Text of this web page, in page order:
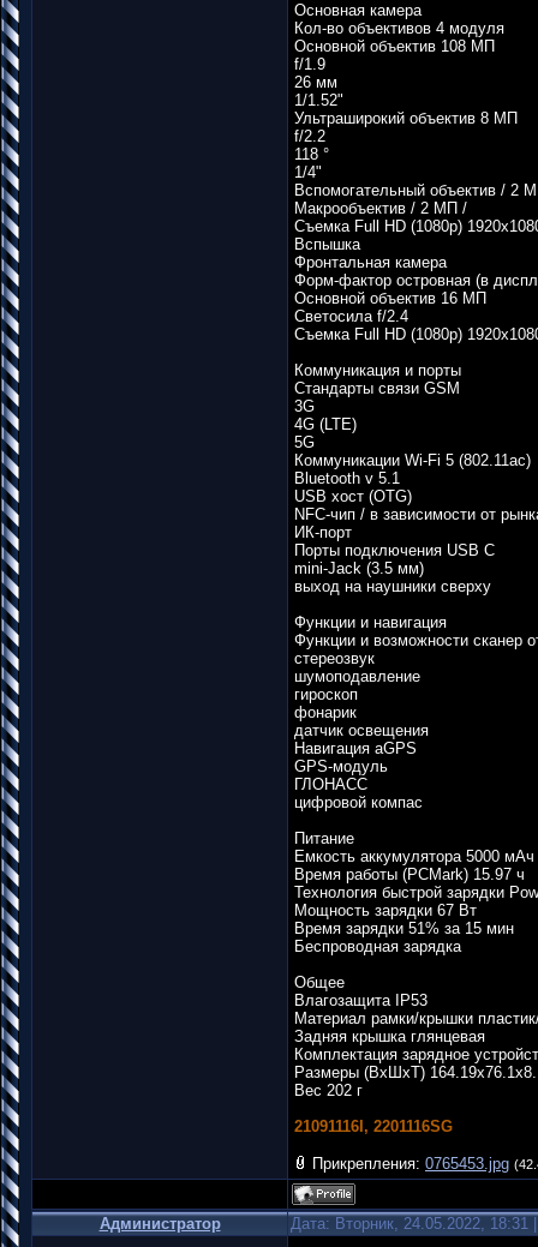
Основная камера
Кол-во объективов 4 модуля
Основной объектив 108 МП
f/1.9
26 мм
1/1.52"
Ультраширокий объектив 8 МП
f/2.2
118 °
1/4"
Вспомогательный объектив / 2
Макрообъектив / 2 МП /
Съемка Full HD (1080p)
Вспышка
Фронтальная камера
Форм-фактор островная (в
Основной объектив 16 МП
Светосила f/2.4
Съемка Full HD (1080p)
Коммуникация и порты
Стандарты связи GSM
3G
4G (LTE)
5G
Коммуникации Wi-Fi 5 (802.11ac)
Bluetooth v 5.1
USB хост (OTG)
NFC-чип / в зависимости от
ИК-порт
Порты подключения USB C
mini-Jack (3.5 мм)
выход на наушники сверху
Функции и навигация
Функции и возможности сканер
стереозвук
шумоподавление
гироскоп
фонарик
датчик освещения
Навигация aGPS
GPS-модуль
ГЛОНАСС
цифровой компас
Питание
Емкость аккумулятора 5000 мАч
Время работы (PCMark) 15.97 ч
Технология быстрой зарядки
Мощность зарядки 67 Вт
Время зарядки 51% за 15 мин
Беспроводная зарядка
Общее
Влагозащита IP53
Материал рамки/крышки
Задняя крышка глянцевая
Комплектация зарядное
Размеры (ВхШхТ)
Вес 202 г
21091116I, 2201116SG
Прикрепления: 0765453.jpg
Администратор
Дата: Вторник, 24.05.2022,